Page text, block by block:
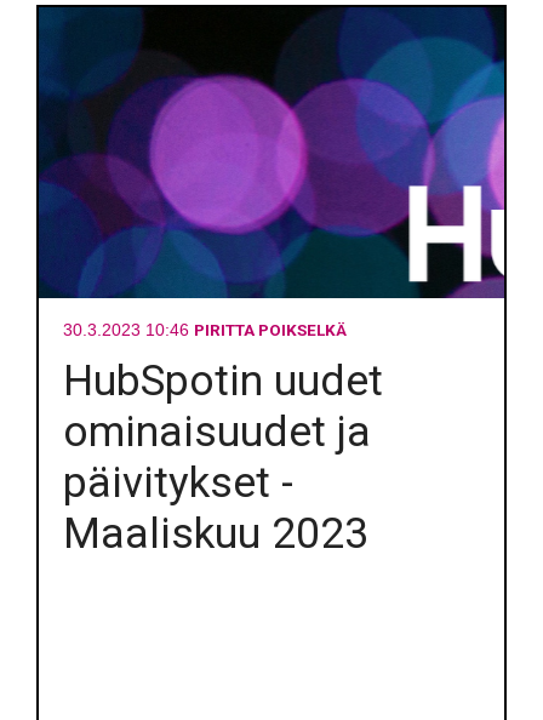
30.3.2023 10:46 PIRITTA POIKSELKÄ
HubSpotin uudet
ominaisuudet ja
päivitykset -
Maaliskuu 2023